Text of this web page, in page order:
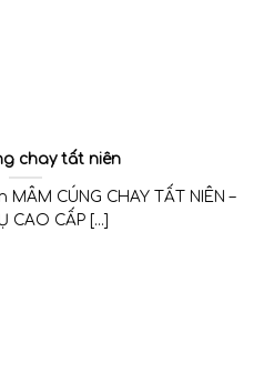
chay tất niên
CÚNG CHAY TẤT NIÊN –
CAO CẤP [...]